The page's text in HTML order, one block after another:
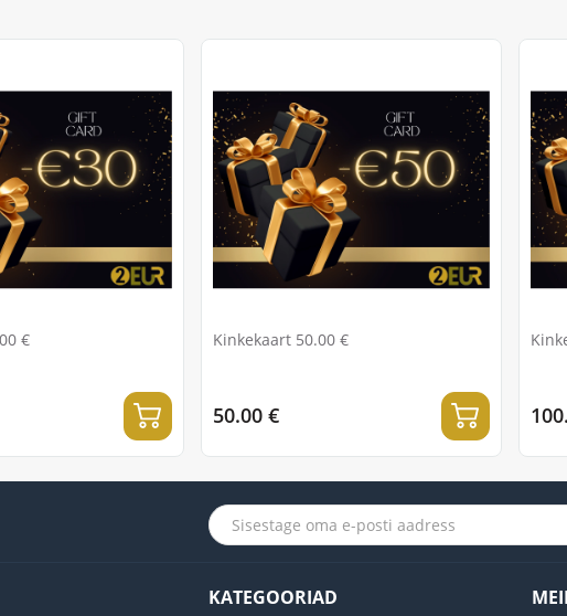
€ Kinkekaart 50.00 €
50.00 €
KATEGOORIAD